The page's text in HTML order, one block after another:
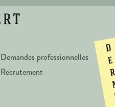
Demandes professionnelles
Recrutement
D
e